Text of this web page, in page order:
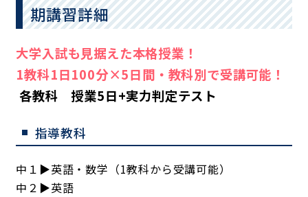
期講習詳細
大学入試も見据えた本格授業！
1教科1日100分×5日間・教科別で受講可能！
各教科 授業5日+実力判定テスト
指導教科
中１▶英語・数学（1教科から受講可能）
中２▶英語